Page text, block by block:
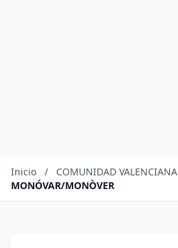
Inicio / COMUNIDAD VALENCIANA
MONÓVAR/MONÒVER